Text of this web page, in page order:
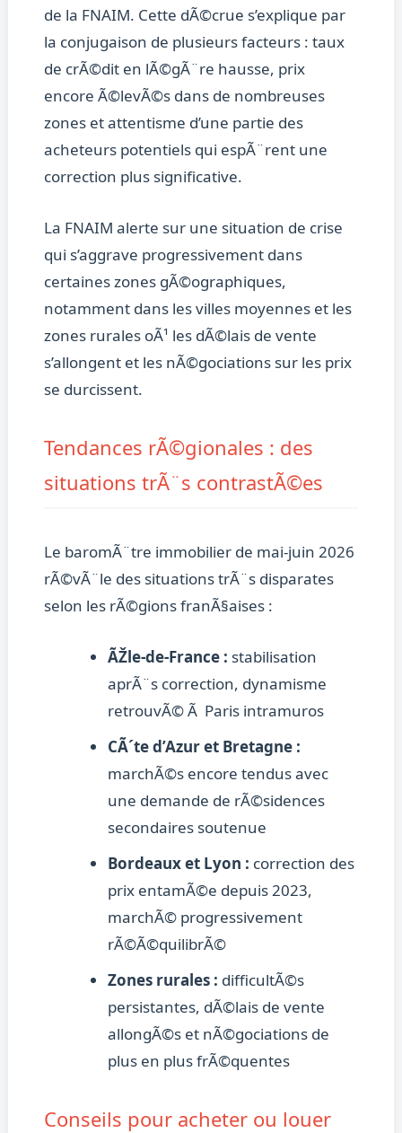
de la FNAIM. Cette dÃ©crue s’explique par
la conjugaison de plusieurs facteurs : taux
de crÃ©dit en lÃ©gÃ¨re hausse, prix
encore Ã©levÃ©s dans de nombreuses
zones et attentisme d’une partie des
acheteurs potentiels qui espÃ¨rent une
correction plus significative.
La FNAIM alerte sur une situation de crise
qui s’aggrave progressivement dans
certaines zones gÃ©ographiques,
notamment dans les villes moyennes et les
zones rurales oÃ¹ les dÃ©lais de vente
s’allongent et les nÃ©gociations sur les prix
se durcissent.
Tendances rÃ©gionales : des
situations trÃ¨s contrastÃ©es
Le baromÃ¨tre immobilier de mai-juin 2026
rÃ©vÃ¨le des situations trÃ¨s disparates
selon les rÃ©gions franÃ§aises :
ÃŽle-de-France : stabilisation
aprÃ¨s correction, dynamisme
retrouvÃ© Ã Paris intramuros
CÃ´te d’Azur et Bretagne :
marchÃ©s encore tendus avec
une demande de rÃ©sidences
secondaires soutenue
Bordeaux et Lyon : correction des
prix entamÃ©e depuis 2023,
marchÃ© progressivement
rÃ©Ã©quilibrÃ©
Zones rurales : difficultÃ©s
persistantes, dÃ©lais de vente
allongÃ©s et nÃ©gociations de
plus en plus frÃ©quentes
Conseils pour acheter ou louer